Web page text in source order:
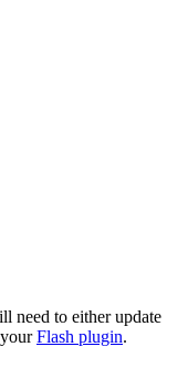
need to either update
Flash plugin.